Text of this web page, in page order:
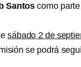
Santos como
sábado 2 de
se podrá